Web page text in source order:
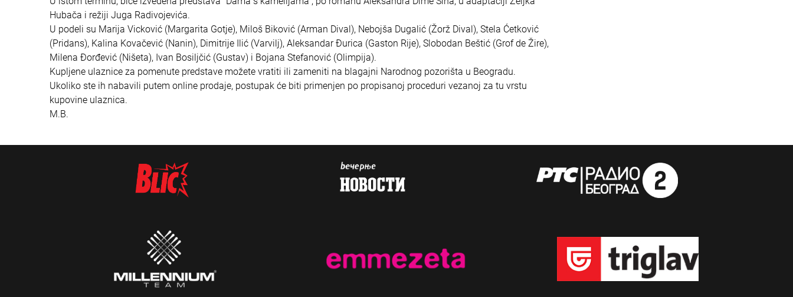
Hubača i režiji Juga Radivojevića.
U podeli su Marija Vicković (Margarita Gotje), Miloš Biković (Arman Dival), Nebojša Dugalić (Žorž Dival), Stela Ćetković
(Pridans), Kalina Kovačević (Nanin), Dimitrije Ilić (Varvilj), Aleksandar Đurica (Gaston Rije), Slobodan Beštić (Grof de Žire),
Milena Đorđević (Nišeta), Ivan Bosiljčić (Gustav) i Bojana Stefanović (Olimpija).
Kupljene ulaznice za pomenute predstave možete vratiti ili zameniti na blagajni Narodnog pozorišta u Beogradu.
Ukoliko ste ih nabavili putem online prodaje, postupak će biti primenjen po propisanoj proceduri vezanoj za tu vrstu
kupovine ulaznica.
M.B.